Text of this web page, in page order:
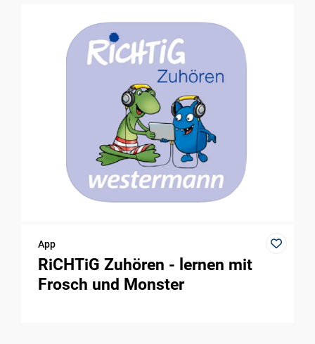
App
RiCHTiG Zuhören - lernen mit
Frosch und Monster